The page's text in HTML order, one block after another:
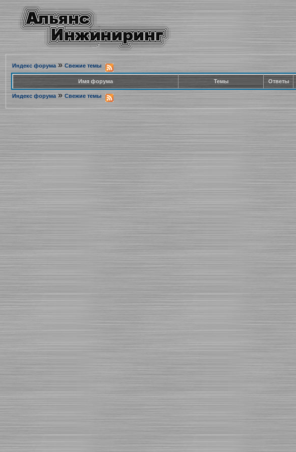
Индекс форума» Свежие темы
Имя форума Темы Ответы
Индекс форума » Свежие темы